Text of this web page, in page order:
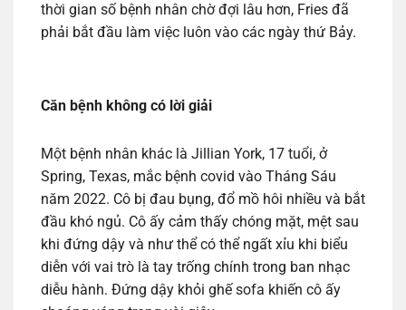
thời gian số bệnh nhân chờ đợi lâu hơn, Fries đã
phải bắt đầu làm việc luôn vào các ngày thứ Bảy.
Căn bệnh không có lời giải
Một bệnh nhân khác là Jillian York, 17 tuổi, ở
Spring, Texas, mắc bệnh covid vào Tháng Sáu
năm 2022. Cô bị đau bụng, đổ mồ hôi nhiều và bắt
đầu khó ngủ. Cô ấy cảm thấy chóng mặt, mệt sau
khi đứng dậy và như thể có thể ngất xỉu khi biểu
diễn với vai trò là tay trống chính trong ban nhạc
diễu hành. Đứng dậy khỏi ghế sofa khiến cô ấy